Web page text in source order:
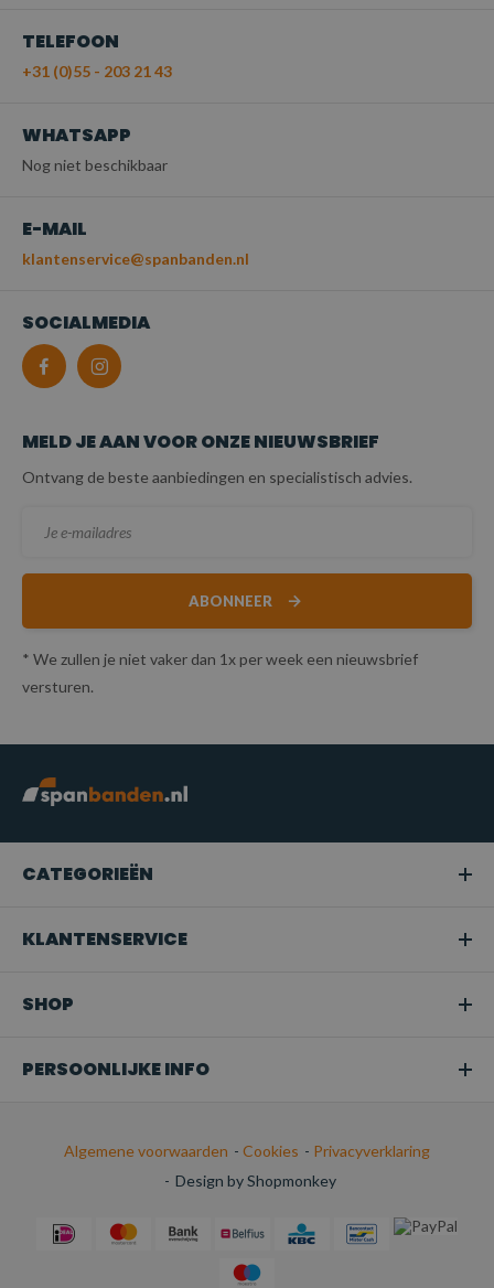
TELEFOON
+31 (0)55 - 203 21 43
WHATSAPP
Nog niet beschikbaar
E-MAIL
klantenservice@spanbanden.nl
SOCIALMEDIA
MELD JE AAN VOOR ONZE NIEUWSBRIEF
Ontvang de beste aanbiedingen en specialistisch advies.
ABONNEER
* We zullen je niet vaker dan 1x per week een nieuwsbrief
versturen.
CATEGORIEËN
KLANTENSERVICE
SHOP
PERSOONLIJKE INFO
Algemene voorwaarden - Cookies - Privacyverklaring
- Design by Shopmonkey